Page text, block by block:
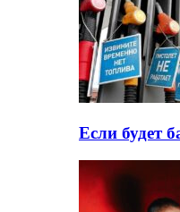
Если будет